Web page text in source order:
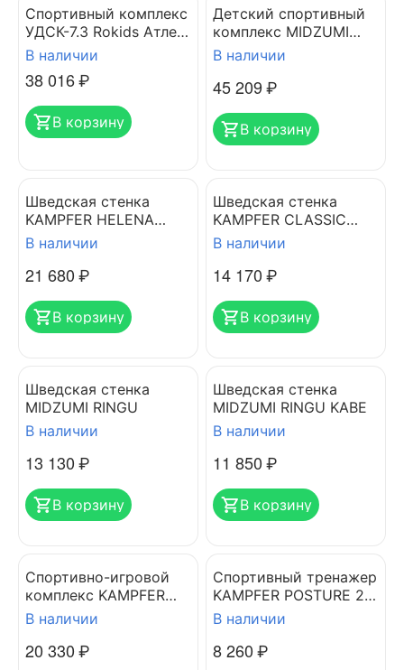
Спортивный комплекс
УДСК-7.3 Rokids Атлет-
К2
В наличии
38 016₽
В корзину
Детский спортивный
комплекс MIDZUMI
CHIKARA LARGE L
В наличии
45 209₽
В корзину
Шведская стенка
KAMPFER HELENA
WALL BUSYBOARD
В наличии
21 680₽
В корзину
Шведская стенка
KAMPFER CLASSIC
CEILING
В наличии
14 170₽
В корзину
Шведская стенка
MIDZUMI RINGU
В наличии
13 130₽
В корзину
Шведская стенка
MIDZUMI RINGU KABE
В наличии
11 850₽
В корзину
Спортивно-игровой
комплекс KAMPFER
KITTY
В наличии
20 330₽
Спортивный тренажер
KAMPFER POSTURE 2
WALL
В наличии
8 260₽